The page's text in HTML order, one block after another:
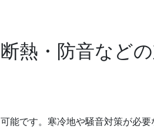
断熱・防音など
可能です。寒冷地や騒音対策が必